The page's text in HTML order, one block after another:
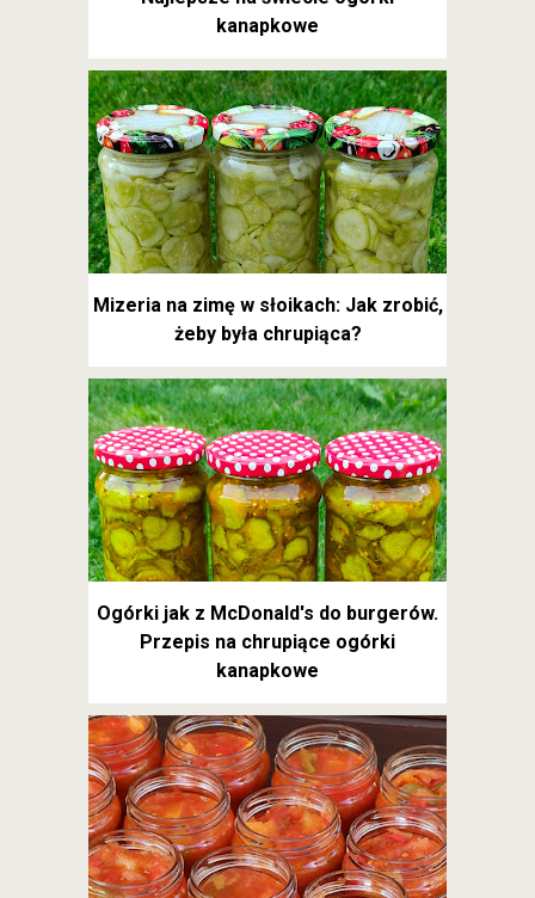
kanapkowe
Mizeria na zimę w słoikach: Jak zrobić,
żeby była chrupiąca?
Ogórki jak z McDonald's do burgerów.
Przepis na chrupiące ogórki
kanapkowe